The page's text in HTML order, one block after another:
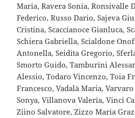
Maria, Ravera Sonia, Ronsivalle
Federico, Russo Dario, Sajeva
Cristina, Scaccianoce Gianluca,
Schiera Gabriella, Scialdone
Antonella, Seidita Gregorio,
Smorto Guido, Tamburini
Alessio, Todaro Vincenzo, Toia
Francesco, Vadalà Maria,
Sonya, Villanova Valeria, Vinci
Ziino Salvatore, Zizzo Maria